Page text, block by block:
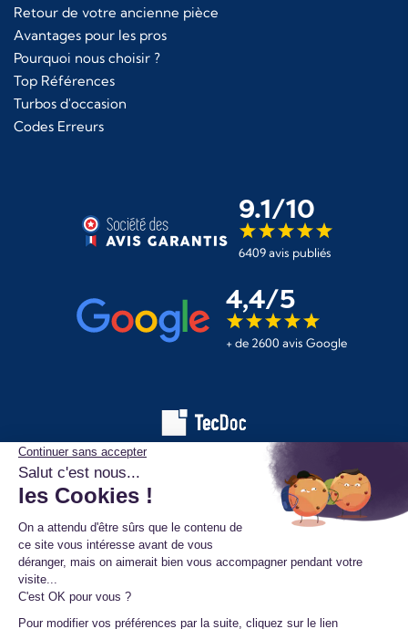
Retour de votre ancienne pièce
Avantages pour les pros
Pourquoi nous choisir ?
Top Références
Turbos d'occasion
Codes Erreurs
9.1/10
6409 avis publiés
4,4/5
+ de 2600 avis Google
Les informations affichées sur ce site de pièces automobiles
proviennent de la base de données TecDoc. Elles sont protégées
par le droit d’auteur et ne peuvent en aucun cas être copiées,
reproduites, utilisées ou diffusées sans l’autorisation préalable de
TecAlliance. Toute utilisation non autorisée constitue une infraction
et pourra faire l’objet de poursuites.
Mentions légales
Conditions générales de vente